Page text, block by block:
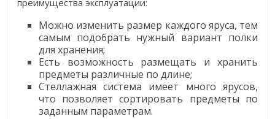
преимущества эксплуатации:
Можно изменить размер каждого яруса, тем
самым подобрать нужный вариант полки
для хранения;
Есть возможность размещать и хранить
предметы различные по длине;
Стеллажная система имеет много ярусов,
что позволяет сортировать предметы по
заданным параметрам.